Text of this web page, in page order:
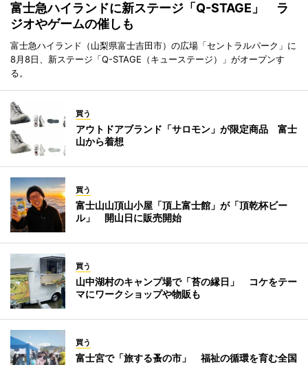
富士急ハイランドに新ステージ「Q-STAGE」 ラ
ジオやゲームの催しも
富士急ハイランド（山梨県富士吉田市）の広場「セントラルパーク」に
8月8日、新ステージ「Q-STAGE（キューステージ）」がオープンす
る。
買う
アウトドアブランド「サロモン」が限定商品 富士
山から着想
買う
富士山山頂山小屋「頂上富士館」が「頂乾杯ビー
ル」 開山日に販売開始
買う
山中湖村のキャンプ場で「苔の縁日」 コケをテー
マにワークショップや物販も
買う
富士宮で「旅する蚤の市」 福祉の循環を育む全国